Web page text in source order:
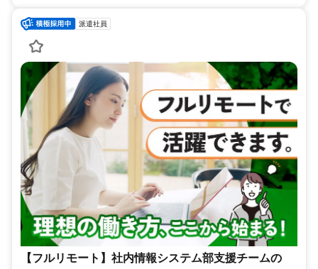
派遣社員
【フルリモート】社内情報システム部支援チームの